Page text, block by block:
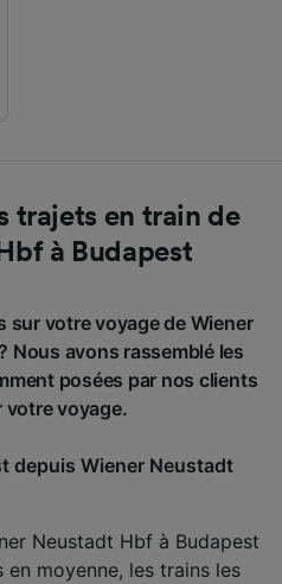
trajets en train de
à Budapest
sur votre voyage de Wiener
Nous avons rassemblé les
posées par nos clients
votre voyage.
depuis Wiener Neustadt
Neustadt Hbf à Budapest
moyenne, les trains les